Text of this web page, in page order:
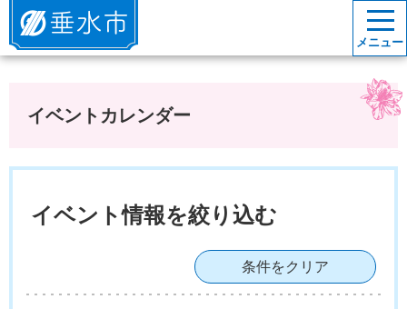
垂水市
メニュー
イベントカレンダー
イベント情報を絞り込む
条件をクリア